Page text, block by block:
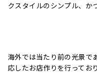
クスタイルのシンプル、か
海外では当たり前の光景で
応したお店作りを行ってお